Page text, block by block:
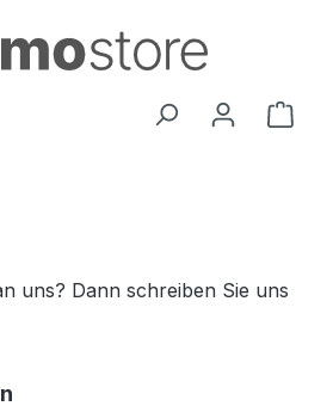
uns? Dann schreiben Sie uns